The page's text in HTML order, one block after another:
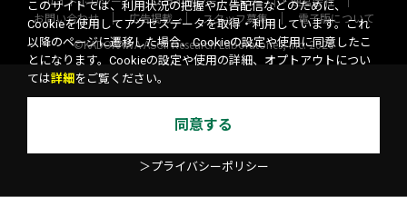
お問い合わせ
広告掲載 スタッフ募集
電子版について
©KADOKAWA ASCII Research Laboratories, Inc. 2026
このサイトでは、利用状況の把握や広告配信などのために、
Cookieを使用してアクセスデータを取得・利用しています。これ
以降のページに遷移した場合、Cookieの設定や使用に同意したこ
とになります。Cookieの設定や使用の詳細、オプトアウトについ
ては詳細 をご覧ください。
同意する
＞プライバシーポリシー